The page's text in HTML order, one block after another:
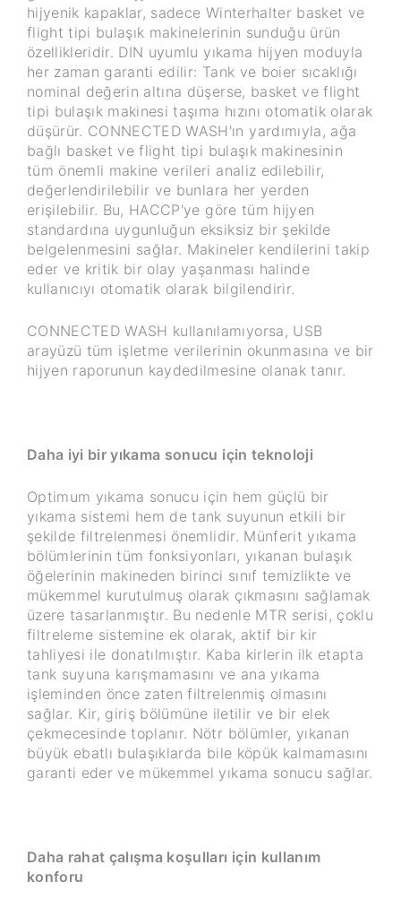
hijyenik kapaklar, sadece Winterhalter basket ve
flight tipi bulaşık makinelerinin sunduğu ürün
özellikleridir. DIN uyumlu yıkama hijyen moduyla
her zaman garanti edilir: Tank ve boier sıcaklığı
nominal değerin altına düşerse, basket ve flight
tipi bulaşık makinesi taşıma hızını otomatik olarak
düşürür. CONNECTED WASH'ın yardımıyla, ağa
bağlı basket ve flight tipi bulaşık makinesinin
tüm önemli makine verileri analiz edilebilir,
değerlendirilebilir ve bunlara her yerden
erişilebilir. Bu, HACCP'ye göre tüm hijyen
standardına uygunluğun eksiksiz bir şekilde
belgelenmesini sağlar. Makineler kendilerini takip
eder ve kritik bir olay yaşanması halinde
kullanıcıyı otomatik olarak bilgilendirir.
CONNECTED WASH kullanılamıyorsa, USB
arayüzü tüm işletme verilerinin okunmasına ve bir
hijyen raporunun kaydedilmesine olanak tanır.
Daha iyi bir yıkama sonucu için teknoloji
Optimum yıkama sonucu için hem güçlü bir
yıkama sistemi hem de tank suyunun etkili bir
şekilde filtrelenmesi önemlidir. Münferit yıkama
bölümlerinin tüm fonksiyonları, yıkanan bulaşık
öğelerinin makineden birinci sınıf temizlikte ve
mükemmel kurutulmuş olarak çıkmasını sağlamak
üzere tasarlanmıştır. Bu nedenle MTR serisi, çoklu
filtreleme sistemine ek olarak, aktif bir kir
tahliyesi ile donatılmıştır. Kaba kirlerin ilk etapta
tank suyuna karışmamasını ve ana yıkama
işleminden önce zaten filtrelenmiş olmasını
sağlar. Kir, giriş bölümüne iletilir ve bir elek
çekmecesinde toplanır. Nötr bölümler, yıkanan
büyük ebatlı bulaşıklarda bile köpük kalmamasını
garanti eder ve mükemmel yıkama sonucu sağlar.
Daha rahat çalışma koşulları için kullanım
konforu